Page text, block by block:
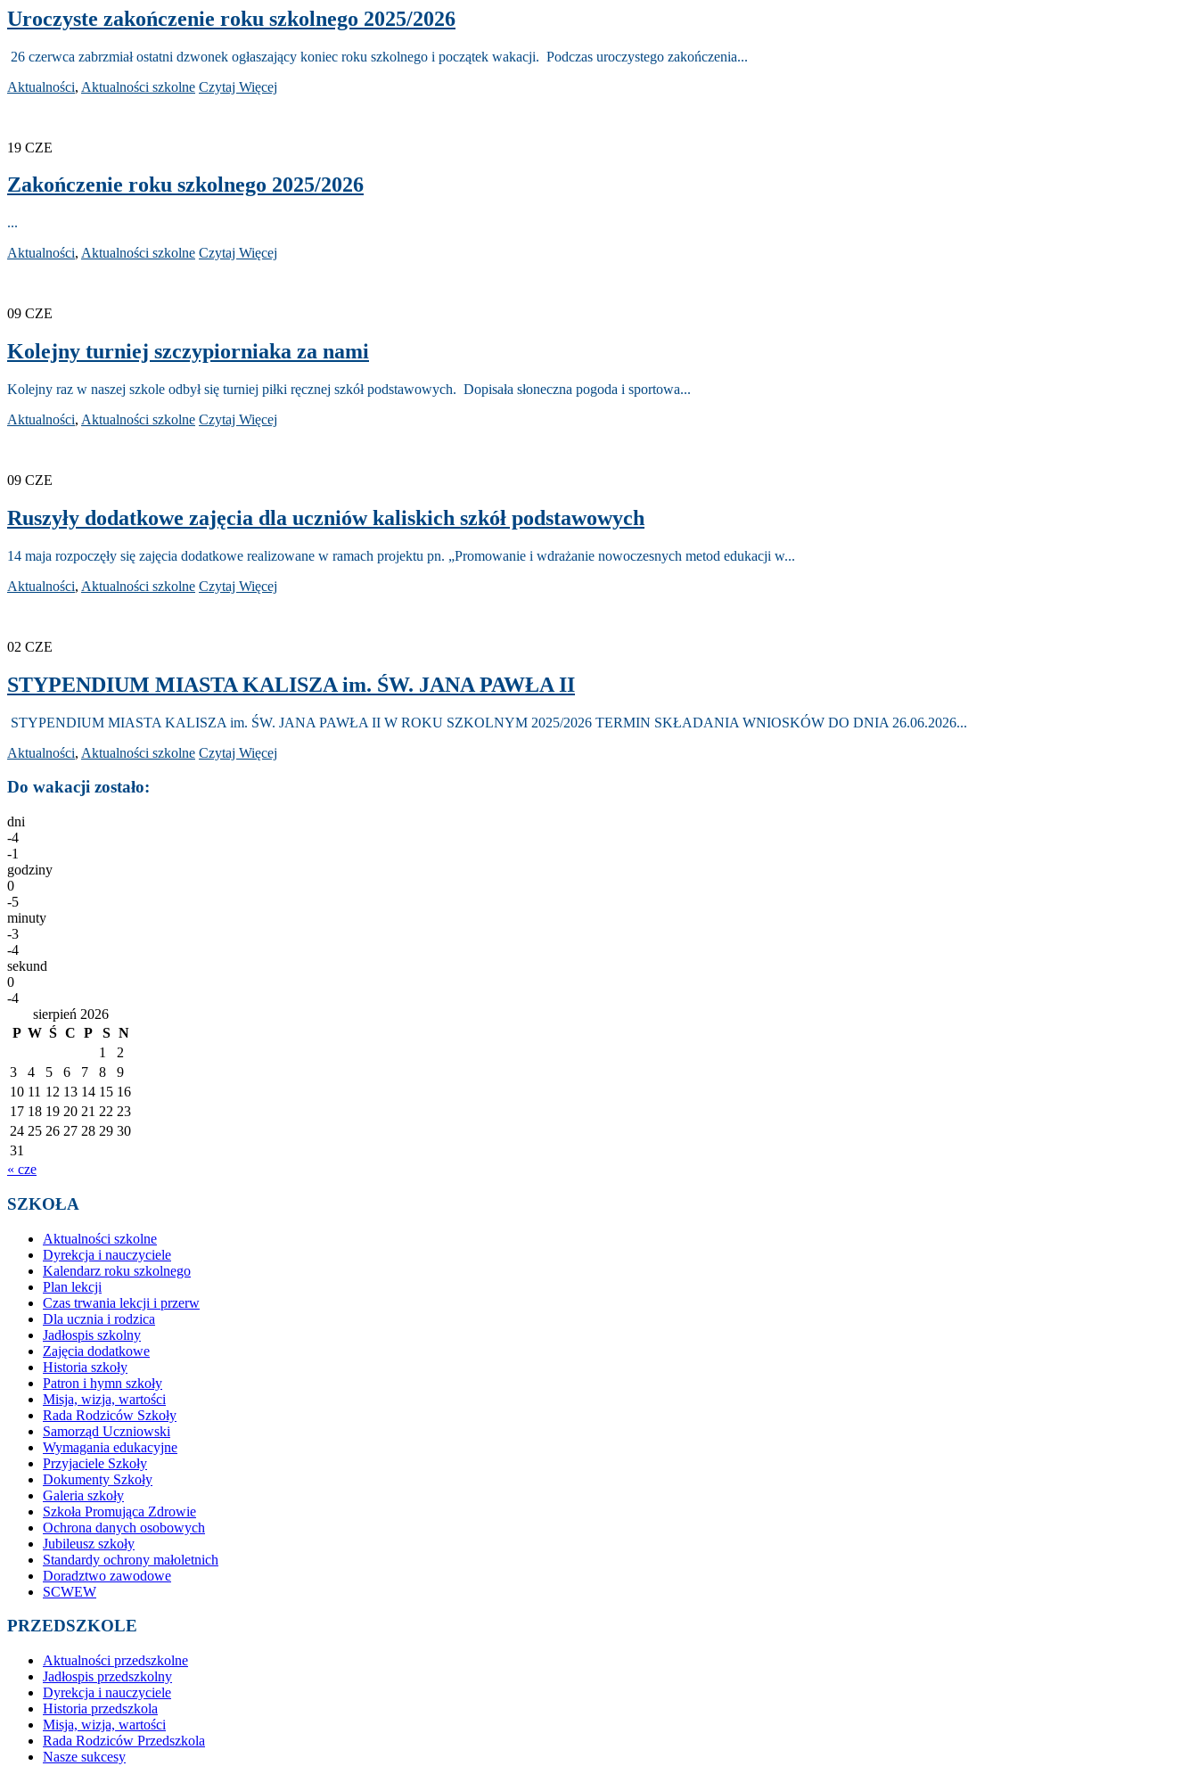
Uroczyste zakończenie roku szkolnego 2025/2026
26 czerwca zabrzmiał ostatni dzwonek ogłaszający koniec roku szkolnego i początek wakacji. Podczas uroczystego zakończenia...
Aktualności, Aktualności szkolne Czytaj Więcej
19 CZE
Zakończenie roku szkolnego 2025/2026
...
Aktualności, Aktualności szkolne Czytaj Więcej
09 CZE
Kolejny turniej szczypiorniaka za nami
Kolejny raz w naszej szkole odbył się turniej piłki ręcznej szkół podstawowych. Dopisała słoneczna pogoda i sportowa...
Aktualności, Aktualności szkolne Czytaj Więcej
09 CZE
Ruszyły dodatkowe zajęcia dla uczniów kaliskich szkół podstawowych
14 maja rozpoczęły się zajęcia dodatkowe realizowane w ramach projektu pn. „Promowanie i wdrażanie nowoczesnych metod edukacji w...
Aktualności, Aktualności szkolne Czytaj Więcej
02 CZE
STYPENDIUM MIASTA KALISZA im. ŚW. JANA PAWŁA II
STYPENDIUM MIASTA KALISZA im. ŚW. JANA PAWŁA II W ROKU SZKOLNYM 2025/2026 TERMIN SKŁADANIA WNIOSKÓW DO DNIA 26.06.2026...
Aktualności, Aktualności szkolne Czytaj Więcej
Do wakacji zostało:
dni
-4
-1
godziny
0
-5
minuty
-3
-4
sekund
0
-4
sierpień 2026
P W Ś C P S N
1
2
3
4 5 6 7 8
9
10 11 12 13 14 15 16
17 18 19 20 21 22 23
24 25 26 27 28 29 30
31
« cze
SZKOŁA
Aktualności szkolne
Dyrekcja i nauczyciele
Kalendarz roku szkolnego
Plan lekcji
Czas trwania lekcji i przerw
Dla ucznia i rodzica
Jadłospis szkolny
Zajęcia dodatkowe
Historia szkoły
Patron i hymn szkoły
Misja, wizja, wartości
Rada Rodziców Szkoły
Samorząd Uczniowski
Wymagania edukacyjne
Przyjaciele Szkoły
Dokumenty Szkoły
Galeria szkoły
Szkoła Promująca Zdrowie
Ochrona danych osobowych
Jubileusz szkoły
Standardy ochrony małoletnich
Doradztwo zawodowe
SCWEW
PRZEDSZKOLE
Aktualności przedszkolne
Jadłospis przedszkolny
Dyrekcja i nauczyciele
Historia przedszkola
Misja, wizja, wartości
Rada Rodziców Przedszkola
Nasze sukcesy